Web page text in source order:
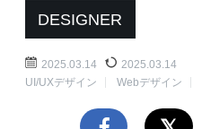
DESIGNER
2025.03.14
2025.03.14
UI/UXデザイン
Webデザイン